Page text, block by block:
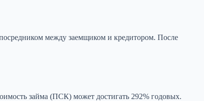
между заемщиком и кредитором. После
займа (ПСК) может достигать 292% годовых.